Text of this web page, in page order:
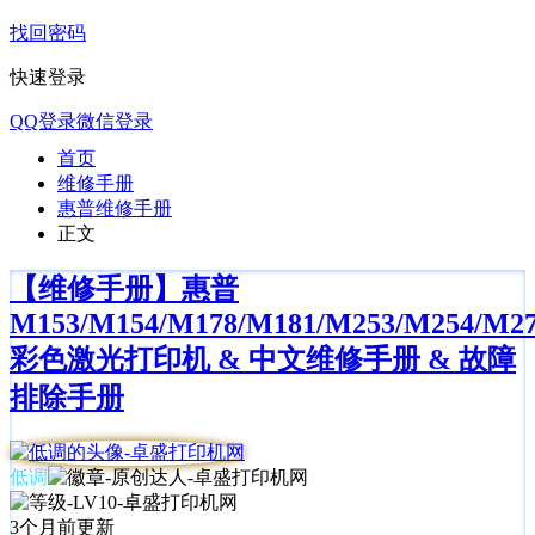
找回密码
快速登录
QQ登录微信登录
首页
维修手册
惠普维修手册
正文
【维修手册】惠普
M153/M154/M178/M181/M253/M254/
彩色激光打印机 & 中文维修手册 & 故障
排除手册
低调
3个月前更新